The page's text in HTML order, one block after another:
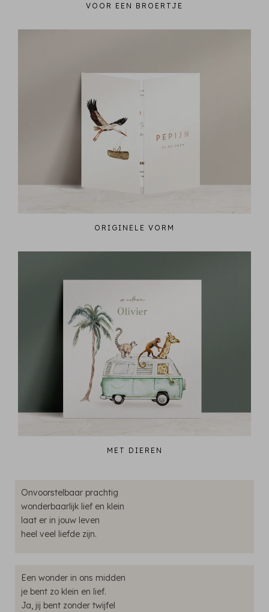
VOOR EEN BROERTJE
ORIGINELE VORM
MET DIEREN
Onvoorstelbaar prachtig
wonderbaarlijk lief en klein
laat er in jouw leven
heel veel liefde zijn.
Een wonder in ons midden
je bent zo klein en lief.
Ja, jij bent zonder twijfel